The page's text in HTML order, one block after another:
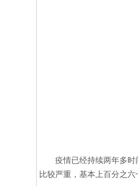
疫情已经持续两年多时间
比较严重，基本上百分之